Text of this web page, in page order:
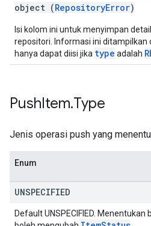
object (RepositoryError)
Isi kolom ini untuk menyimpan
repositori. Informasi ini ditampilkan
hanya dapat diisi jika type adalah
PushItem.Type
Jenis operasi push yang
Enum
UNSPECIFIED
Default UNSPECIFIED.